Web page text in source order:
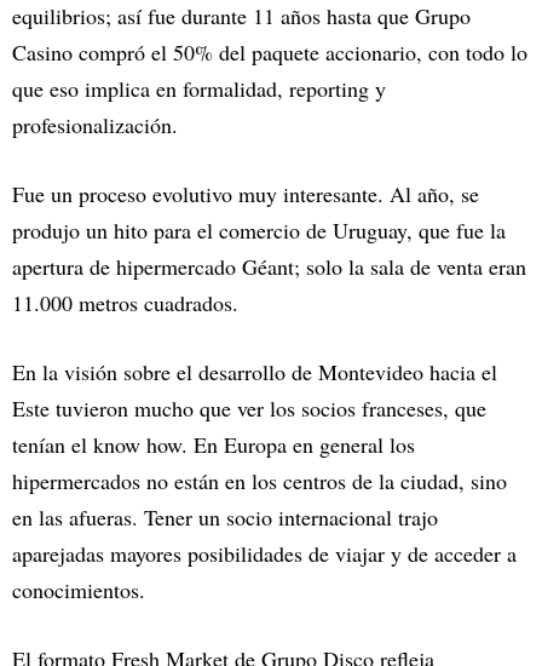
equilibrios; así fue durante 11 años hasta que Grupo
Casino compró el 50% del paquete accionario, con todo lo
que eso implica en formalidad, reporting y
profesionalización.
Fue un proceso evolutivo muy interesante. Al año, se
produjo un hito para el comercio de Uruguay, que fue la
apertura de hipermercado Géant; solo la sala de venta eran
11.000 metros cuadrados.
En la visión sobre el desarrollo de Montevideo hacia el
Este tuvieron mucho que ver los socios franceses, que
tenían el know how. En Europa en general los
hipermercados no están en los centros de la ciudad, sino
en las afueras. Tener un socio internacional trajo
aparejadas mayores posibilidades de viajar y de acceder a
conocimientos.
El formato Fresh Market de Grupo Disco refleja